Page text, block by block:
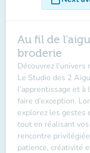
Au fil de
broderie
Découvrez l’univers
Le Studio des 2
l’apprentissage et
faire d’exception.
explorez les gestes
tout en réalisant
rencontre
patience, créativité